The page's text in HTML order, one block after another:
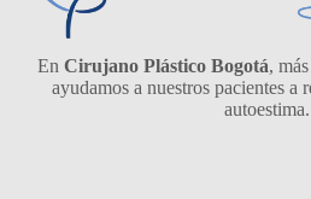
En Cirujano Plástico Bogotá,
ayudamos a nuestros pacientes a
autoestima.